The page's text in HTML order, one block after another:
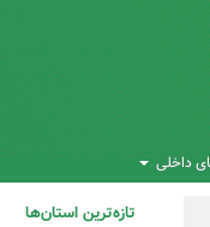
داخلی
تازه‌ترین استان‌ها